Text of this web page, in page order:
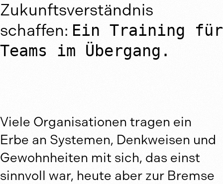
Legacy-to-Future Training
Nächste
Auf Anfrage
Zukunftsverständnis
schaffen: Ein Training für
Teams im Übergang.
Viele Organisationen tragen ein
Erbe an Systemen, Denkweisen und
Gewohnheiten mit sich, das einst
sinnvoll war, heute aber zur Bremse